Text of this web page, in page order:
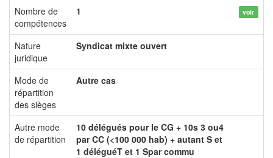
Nombre de
compétences
1 voir
Nature
juridique
Syndicat mixte ouvert
Mode de
répartition
des sièges
Autre cas
Autre mode
de répartition
10 délégués pour le CG + 10s 3 ou4
par CC (<100 000 hab) + autant S et
1 déléguéT et 1 Spar commu